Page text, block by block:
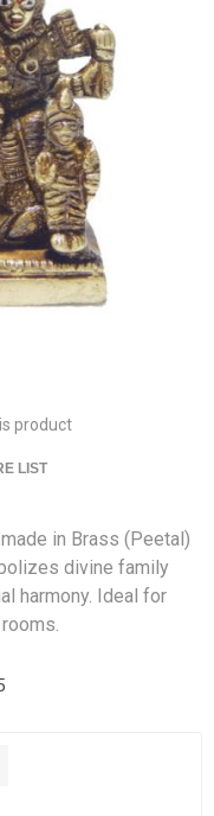
product
LIST
in Brass (Peetal)
divine family
harmony. Ideal for